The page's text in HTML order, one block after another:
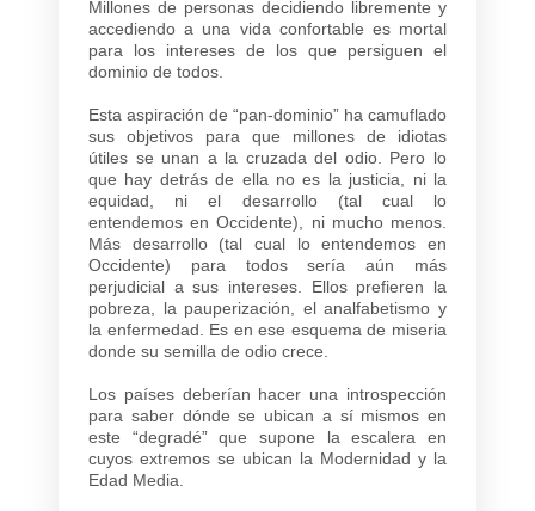
Millones de personas decidiendo libremente y
accediendo a una vida confortable es mortal
para los intereses de los que persiguen el
dominio de todos.
Esta aspiración de “pan-dominio” ha camuflado
sus objetivos para que millones de idiotas
útiles se unan a la cruzada del odio. Pero lo
que hay detrás de ella no es la justicia, ni la
equidad, ni el desarrollo (tal cual lo
entendemos en Occidente), ni mucho menos.
Más desarrollo (tal cual lo entendemos en
Occidente) para todos sería aún más
perjudicial a sus intereses. Ellos prefieren la
pobreza, la pauperización, el analfabetismo y
la enfermedad. Es en ese esquema de miseria
donde su semilla de odio crece.
Los países deberían hacer una introspección
para saber dónde se ubican a sí mismos en
este “degradé” que supone la escalera en
cuyos extremos se ubican la Modernidad y la
Edad Media.